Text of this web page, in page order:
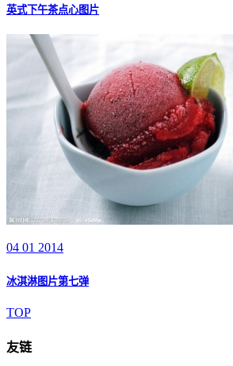
英式下午茶点心图片
04 01 2014
冰淇淋图片第七弹
TOP
友链